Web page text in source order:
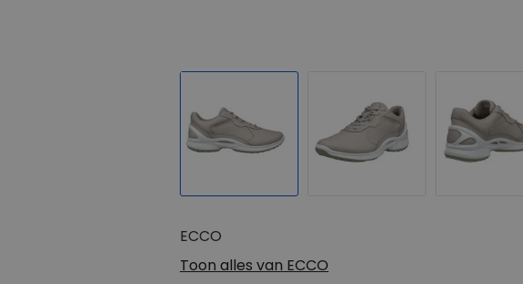
ECCO
Toon alles van ECCO